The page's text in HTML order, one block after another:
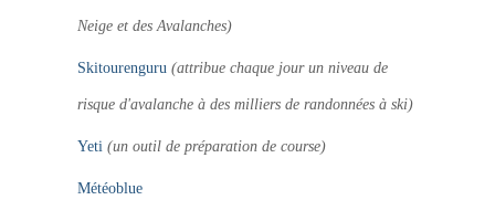
Neige et des Avalanches)
Skitourenguru (attribue chaque jour un niveau de
risque d'avalanche à des milliers de randonnées à ski)
Yeti (un outil de préparation de course)
Météoblue